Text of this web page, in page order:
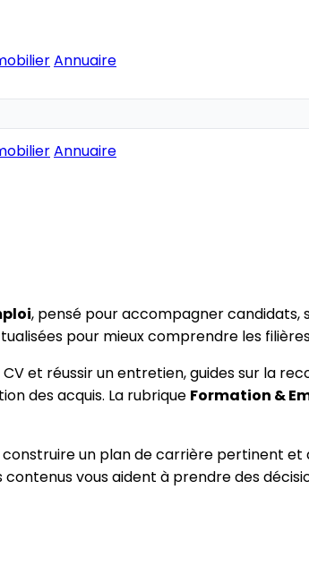
Annuaire
Annuaire
, pensé pour accompagner
pour mieux comprendre les
et réussir un entretien, guides sur la
des acquis. La rubrique Formation &
un plan de carrière pertinent
vous aident à prendre des